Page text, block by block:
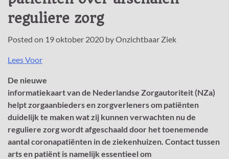
reguliere zorg
Posted on 19 oktober 2020 byOnzichtbaar Ziek
Lees Voor
De nieuwe
informatiekaart van de Nederlandse Zorgautoriteit (NZa)
helpt zorgaanbieders en zorgverleners om patiënten
duidelijk te maken wat zij kunnen verwachten nu de
reguliere zorg wordt afgeschaald door het toenemende
aantal coronapatiënten in de ziekenhuizen. Contact tussen
arts en patiënt is namelijk essentieel om